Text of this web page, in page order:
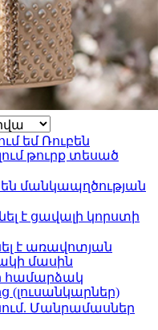
եմ Ռուբեն
թուրք տեսած
մանկապղծության
է ցավալի կորստի
է առավոտյան
մասին
համարձակ
(լուսանկարներ)
Մանրամասներ